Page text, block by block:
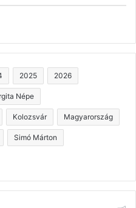
2025 2026
Népe
Kolozsvár Magyarország
Simó Márton